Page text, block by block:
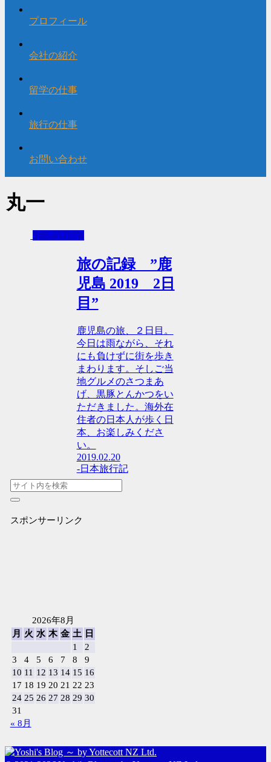
プロフィール
会社の紹介
留学の仕事
旅行の仕事
お問い合わせ
丸一
-日本旅行記
旅の記録 ”鹿
児島 2019 2日
目”
鹿児島の旅、２日目。
今日は雨ながら、それ
にも負けずに街を歩き
まわります。そしご当
地グルメのさつまあ
げ、黒豚とんかつをい
ただきました。海外在
住者の日本人が歩く日
本、お楽しみくださ
い。
2019.02.20
-日本旅行記
スポンサーリンク
2026年8月
月
火 水 木 金 土
日
1
2
3
4 5 6 7 8
9
10 11 12 13 14 15 16
17 18 19 20 21 22 23
24 25 26 27 28 29 30
31
« 8月